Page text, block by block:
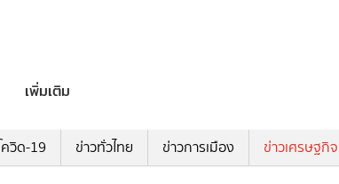
เพิ่มเติม
ควิด-19 ข่าวทั่วไทย ข่าวการเมือง ข่าวเศรษฐกิจ